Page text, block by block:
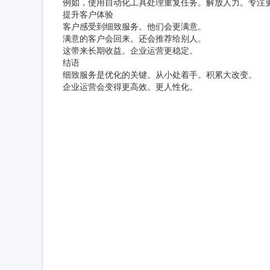
提升客户体验
客户感受到细致服务。他们会更满意。
满意的客户会回来。还会推荐给别人。
这带来长期收益。企业运营更稳定。
结语
细致服务是优化的关键。从小处着手。积累大改变。
企业运营会变得更高效。更人性化。